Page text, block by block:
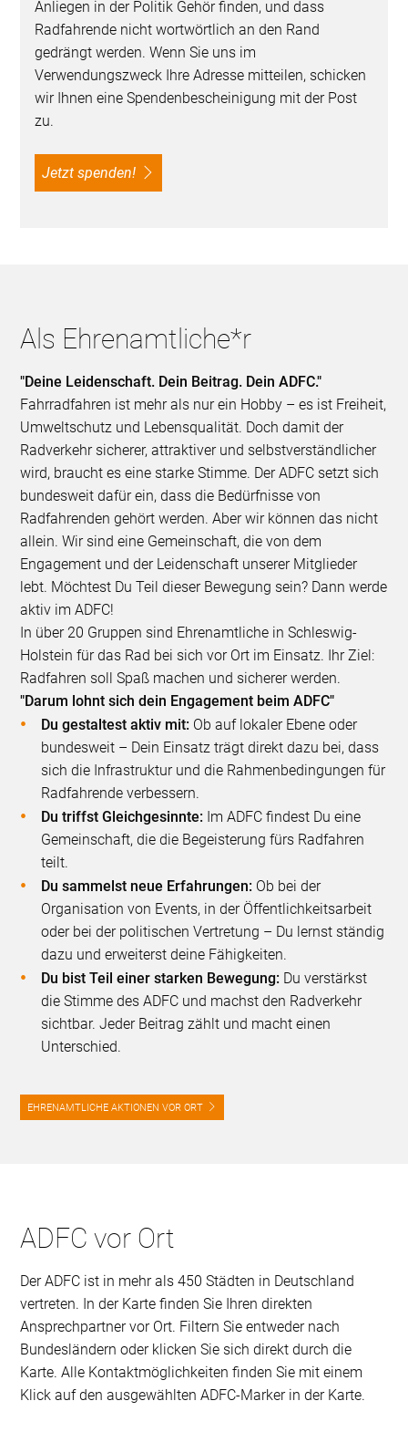
Anliegen in der Politik Gehör finden, und dass
Radfahrende nicht wortwörtlich an den Rand
gedrängt werden. Wenn Sie uns im
Verwendungszweck Ihre Adresse mitteilen, schicken
wir Ihnen eine Spendenbescheinigung mit der Post
zu.
Jetzt spenden!
Als Ehrenamtliche*r
"Deine Leidenschaft. Dein Beitrag. Dein ADFC."
Fahrradfahren ist mehr als nur ein Hobby – es ist Freiheit,
Umweltschutz und Lebensqualität. Doch damit der
Radverkehr sicherer, attraktiver und selbstverständlicher
wird, braucht es eine starke Stimme. Der ADFC setzt sich
bundesweit dafür ein, dass die Bedürfnisse von
Radfahrenden gehört werden. Aber wir können das nicht
allein. Wir sind eine Gemeinschaft, die von dem
Engagement und der Leidenschaft unserer Mitglieder
lebt. Möchtest Du Teil dieser Bewegung sein? Dann werde
aktiv im ADFC!
In über 20 Gruppen sind Ehrenamtliche in Schleswig-
Holstein für das Rad bei sich vor Ort im Einsatz. Ihr Ziel:
Radfahren soll Spaß machen und sicherer werden.
"Darum lohnt sich dein Engagement beim ADFC"
Du gestaltest aktiv mit: Ob auf lokaler Ebene oder
bundesweit – Dein Einsatz trägt direkt dazu bei, dass
sich die Infrastruktur und die Rahmenbedingungen für
Radfahrende verbessern.
Du triffst Gleichgesinnte: Im ADFC findest Du eine
Gemeinschaft, die die Begeisterung fürs Radfahren
teilt.
Du sammelst neue Erfahrungen: Ob bei der
Organisation von Events, in der Öffentlichkeitsarbeit
oder bei der politischen Vertretung – Du lernst ständig
dazu und erweiterst deine Fähigkeiten.
Du bist Teil einer starken Bewegung: Du verstärkst
die Stimme des ADFC und machst den Radverkehr
sichtbar. Jeder Beitrag zählt und macht einen
Unterschied.
EHRENAMTLICHE AKTIONEN VOR ORT
ADFC vor Ort
Der ADFC ist in mehr als 450 Städten in Deutschland
vertreten. In der Karte finden Sie Ihren direkten
Ansprechpartner vor Ort. Filtern Sie entweder nach
Bundesländern oder klicken Sie sich direkt durch die
Karte. Alle Kontaktmöglichkeiten finden Sie mit einem
Klick auf den ausgewählten ADFC-Marker in der Karte.